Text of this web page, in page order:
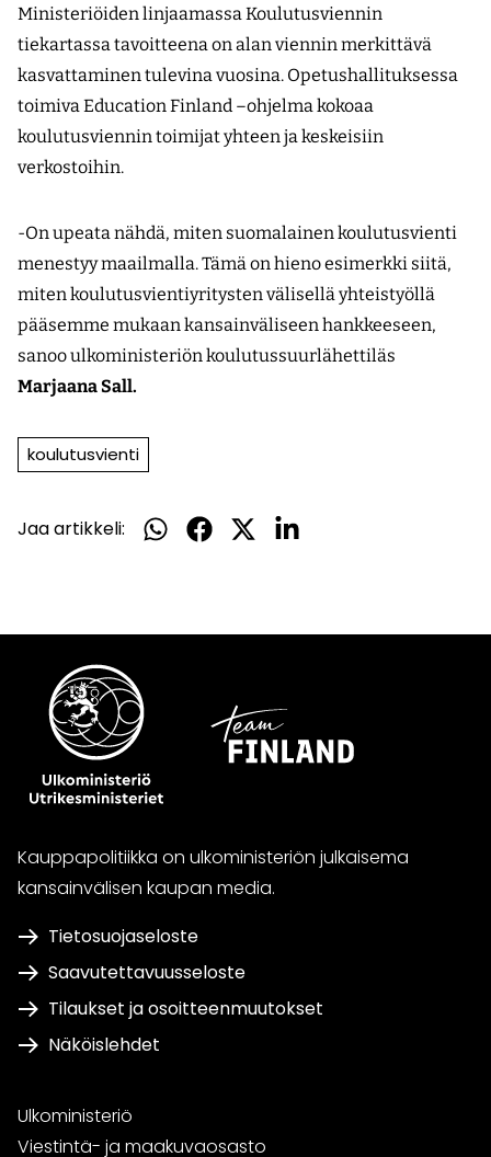
Ministeriöiden linjaamassa Koulutusviennin
tiekartassa tavoitteena on alan viennin merkittävä
kasvattaminen tulevina vuosina. Opetushallituksessa
toimiva Education Finland –ohjelma kokoaa
koulutusviennin toimijat yhteen ja keskeisiin
verkostoihin.
-On upeata nähdä, miten suomalainen koulutusvienti
menestyy maailmalla. Tämä on hieno esimerkki siitä,
miten koulutusvientiyritysten välisellä yhteistyöllä
pääsemme mukaan kansainväliseen hankkeeseen,
sanoo ulkoministeriön koulutussuurlähettiläs
Marjaana Sall.
koulutusvienti
Jaa artikkeli:
Jaa
Jaa
Jaa
Jaa
Kauppapolitiikka on ulkoministeriön julkaisema
kansainvälisen kaupan media.
Tietosuojaseloste
Saavutettavuusseloste
Tilaukset ja osoitteenmuutokset
Näköislehdet
Ulkoministeriö
Viestintä- ja maakuvaosasto